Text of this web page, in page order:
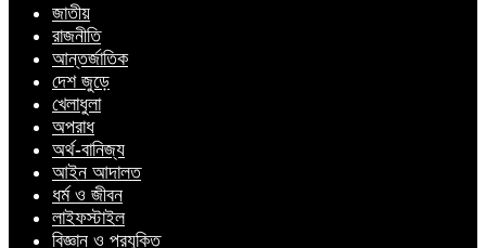
জাতীয়
রাজনীতি
আন্তর্জাতিক
দেশ জুড়ে
খেলাধুলা
অপরাধ
অর্থ-বানিজ্য
আইন আদালত
ধর্ম ও জীবন
লাইফস্টাইল
বিজ্ঞান ও প্রযুক্তি